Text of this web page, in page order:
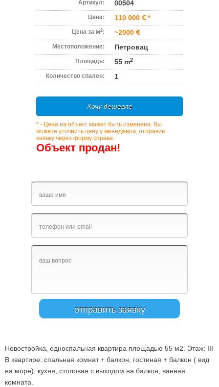
Артикул: 00504
Цена: 110 000 *
Цена за м2: ~2000
Местоположение: Петровац
Площадь: 55 m2
Количество спален: 1
Хочу дешевле
* - Цена на объект может быть изменена. Вы
можете уточнить цену у менеджера, отправив
заявку через форму справа.
Объект продан!
Новостройка, oдноспальная квартира площадью 55 м2. Этаж: III
В квартире: спальная комнат + балкон, гостиная + балкон ( вид
на море), кухня, столовая с выходом на балкон, ванная
комната.